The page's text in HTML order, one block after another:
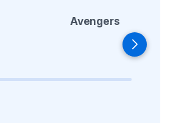
Avengers